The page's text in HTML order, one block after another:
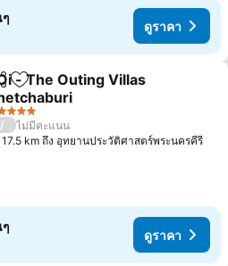
ดูราคา
ร์ เพิ่มในรายการโปรด
- The Outing Villas
าว
/
ไม่มีคะแนน
17.5 km ถึง อุทยานประวัติศาสตร์พระนครคีรี
ดูราคา